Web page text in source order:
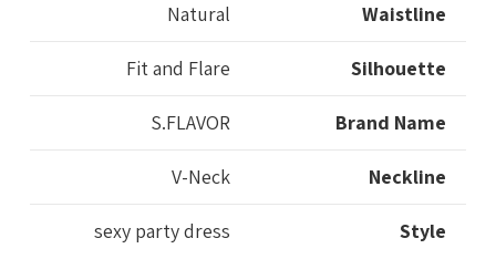
Waistline
Natural
Silhouette
Fit and Flare
Brand Name
S.FLAVOR
Neckline
V-Neck
Style
sexy party dress